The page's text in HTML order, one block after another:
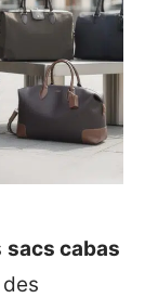
sacs cabas